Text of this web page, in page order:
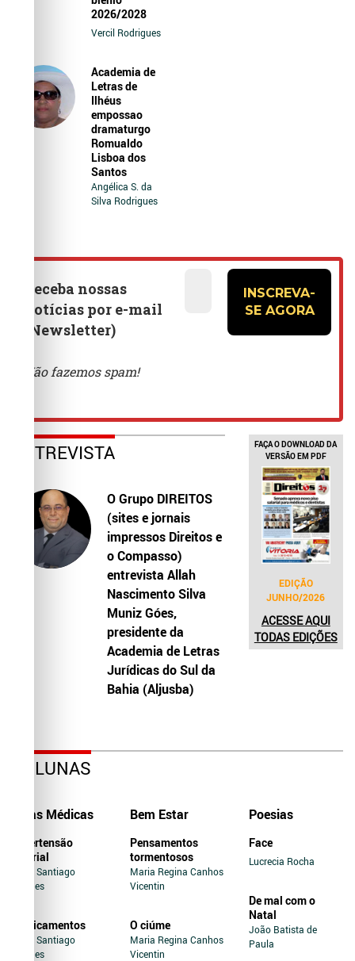
2026/2028
Vercil Rodrigues
Academia de
Letras de
Ilhéus
empossao
dramaturgo
Romualdo
Lisboa dos
Santos
Angélica S. da
Silva Rodrigues
ENTREVISTA
O Grupo DIREITOS
(sites e jornais
impressos Direitos e
o Compasso)
entrevista Allah
Nascimento Silva
Muniz Góes,
presidente da
Academia de Letras
Jurídicas do Sul da
Bahia (Aljusba)
FAÇA O DOWNLOAD DA
VERSÃO EM PDF
EDIÇÃO
JUNHO/2026
ACESSE AQUI
TODAS EDIÇÕES
COLUNAS
Dicas Médicas
Hipertensão
Arterial
Jairo Santiago
Novaes
Medicamentos
Jairo Santiago
Novaes
Bem Estar
Pensamentos
tormentosos
Maria Regina Canhos
Vicentin
O ciúme
Maria Regina Canhos
Vicentin
Poesias
Face
Lucrecia Rocha
De mal com o
Natal
João Batista de
Paula